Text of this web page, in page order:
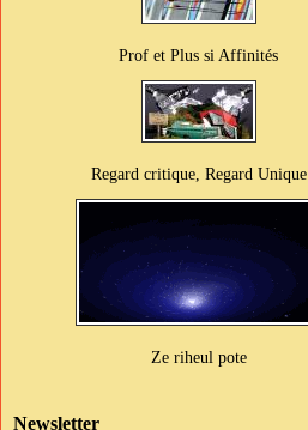
Prof et Plus si Affinités
Regard critique, Regard Unique
Ze riheul pote
Newsletter